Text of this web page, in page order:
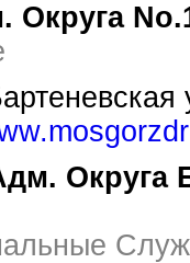
Округа
Округа